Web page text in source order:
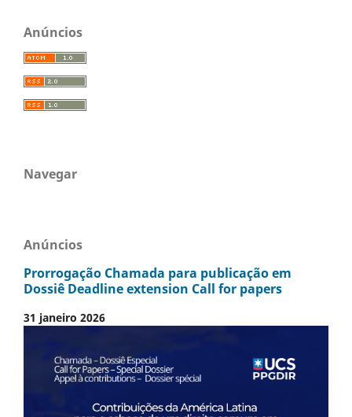
Anúncios
Navegar
Anúncios
Prorrogação Chamada para publicação em
Dossiê Deadline extension Call for papers
31 janeiro 2026